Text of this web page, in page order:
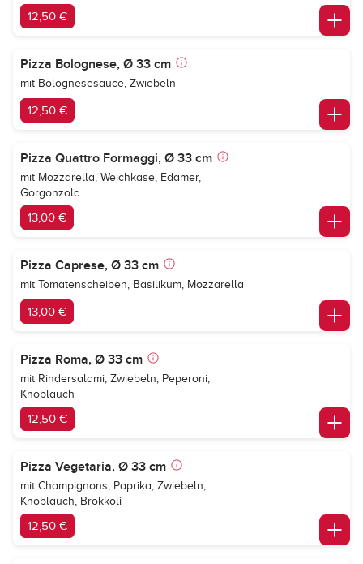
12,50 €
Pizza Bolognese, Ø 33 cm
mit Bolognesesauce, Zwiebeln
12,50 €
Pizza Quattro Formaggi, Ø 33 cm
mit Mozzarella, Weichkäse, Edamer,
Gorgonzola
13,00 €
Pizza Caprese, Ø 33 cm
mit Tomatenscheiben, Basilikum, Mozzarella
13,00 €
Pizza Roma, Ø 33 cm
mit Rindersalami, Zwiebeln, Peperoni,
Knoblauch
12,50 €
Pizza Vegetaria, Ø 33 cm
mit Champignons, Paprika, Zwiebeln,
Knoblauch, Brokkoli
12,50 €